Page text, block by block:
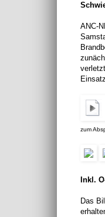
ANC-
zum
Inkl.
Das